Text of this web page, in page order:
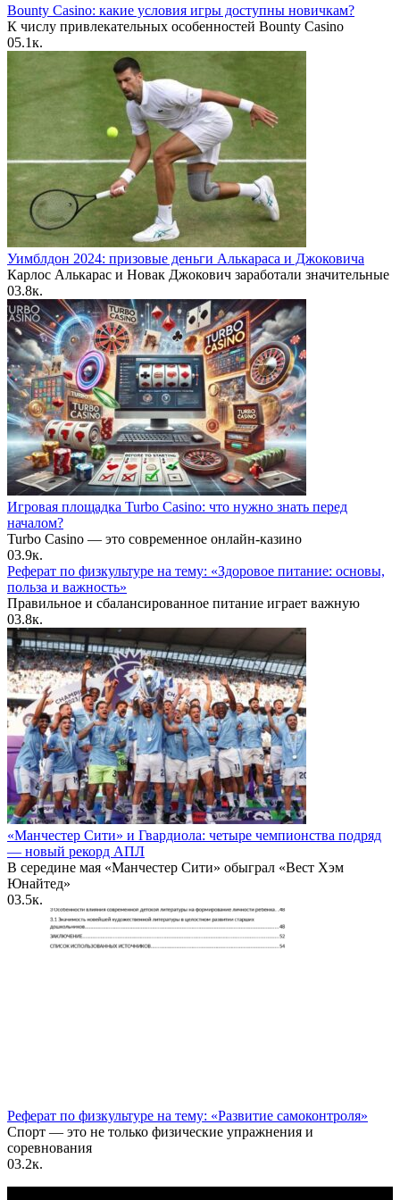
Bounty Casino: какие условия игры доступны новичкам?
К числу привлекательных особенностей Bounty Casino
05.1к.
Уимблдон 2024: призовые деньги Алькараса и Джоковича
Карлос Алькарас и Новак Джокович заработали значительные
03.8к.
Игровая площадка Turbo Casino: что нужно знать перед
началом?
Turbo Casino — это современное онлайн-казино
03.9к.
Реферат по физкультуре на тему: «Здоровое питание: основы,
польза и важность»
Правильное и сбалансированное питание играет важную
03.8к.
«Манчестер Сити» и Гвардиола: четыре чемпионства подряд
— новый рекорд АПЛ
В середине мая «Манчестер Сити» обыграл «Вест Хэм
Юнайтед»
03.5к.
Реферат по физкультуре на тему: «Развитие самоконтроля»
Спорт — это не только физические упражнения и
соревнования
03.2к.